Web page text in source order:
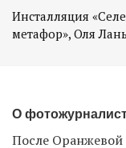
Инсталляция
метафор», Оля
О
После